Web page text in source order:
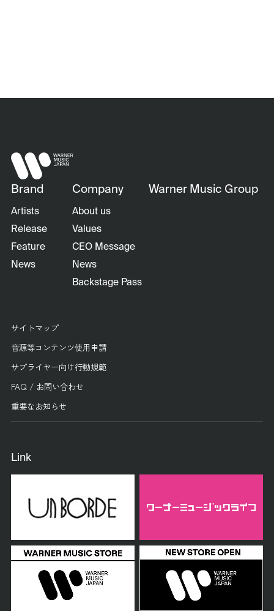
Brand
Artists
Release
Feature
News
Company
About us
Values
CEO Message
News
Backstage Pass
Warner Music Group
サイトマップ
音源等コンテンツ使用申請
サプライヤー向け行動規範
FAQ / お問い合わせ
重要なお知らせ
Link